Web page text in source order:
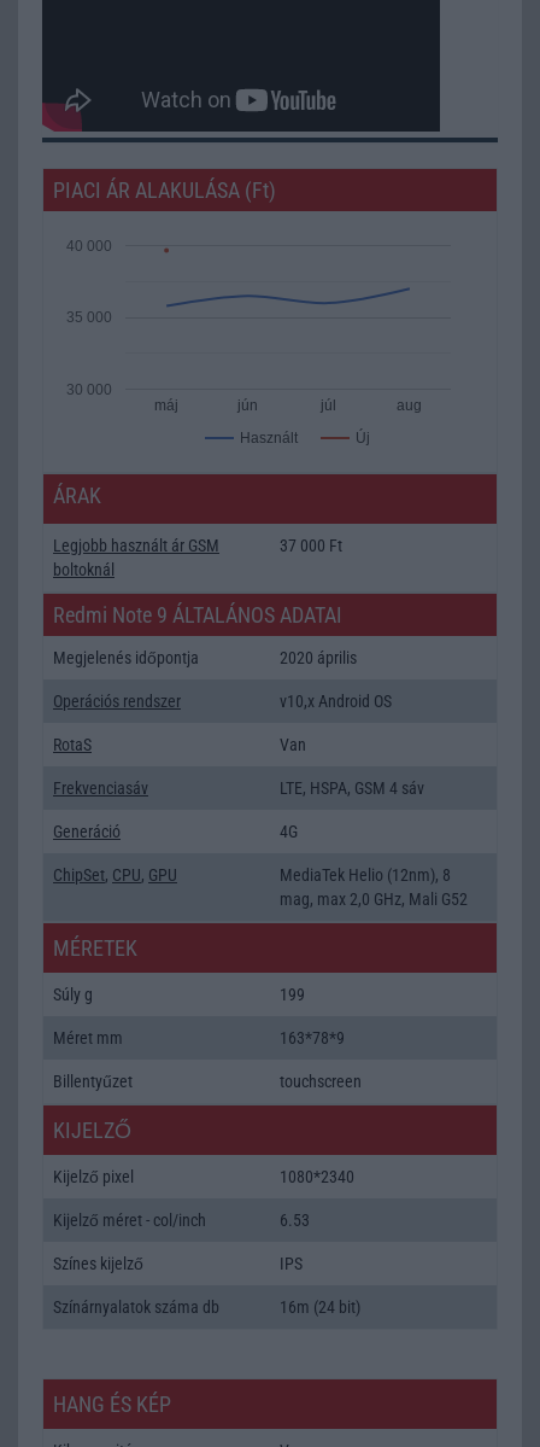
PIACI ÁR ALAKULÁSA (Ft)
Használt Új
máj jún júl aug
30 000
35 000
40 000
ÁRAK
Legjobb használt ár GSM
boltoknál
37 000 Ft
Redmi Note 9 ÁLTALÁNOS ADATAI
Megjelenés időpontja 2020 április
Operációs rendszer v10,x Android OS
RotaS Van
Frekvenciasáv LTE, HSPA, GSM 4 sáv
Generáció 4G
ChipSet, CPU, GPU
MediaTek Helio (12nm), 8
mag, max 2,0 GHz, Mali G52
MÉRETEK
Súly g 199
Méret mm 163*78*9
Billentyűzet touchscreen
KIJELZŐ
Kijelző pixel 1080*2340
Kijelző méret - col/inch 6.53
Színes kijelző IPS
Színárnyalatok száma db 16m (24 bit)
HANG ÉS KÉP